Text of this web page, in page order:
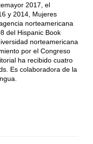
2017, el
y 2014, Mujeres
norteamericana
del Hispanic Book
norteamericana
por el Congreso
ha recibido cuatro
Es colaboradora de la